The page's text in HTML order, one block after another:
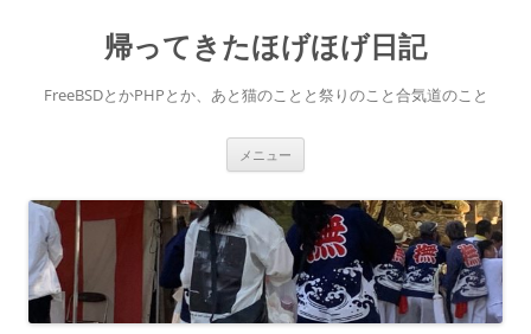
帰ってきたほげほげ日記
FreeBSDとかPHPとか、あと猫のことと祭りのこと合気道のこと
メニュー